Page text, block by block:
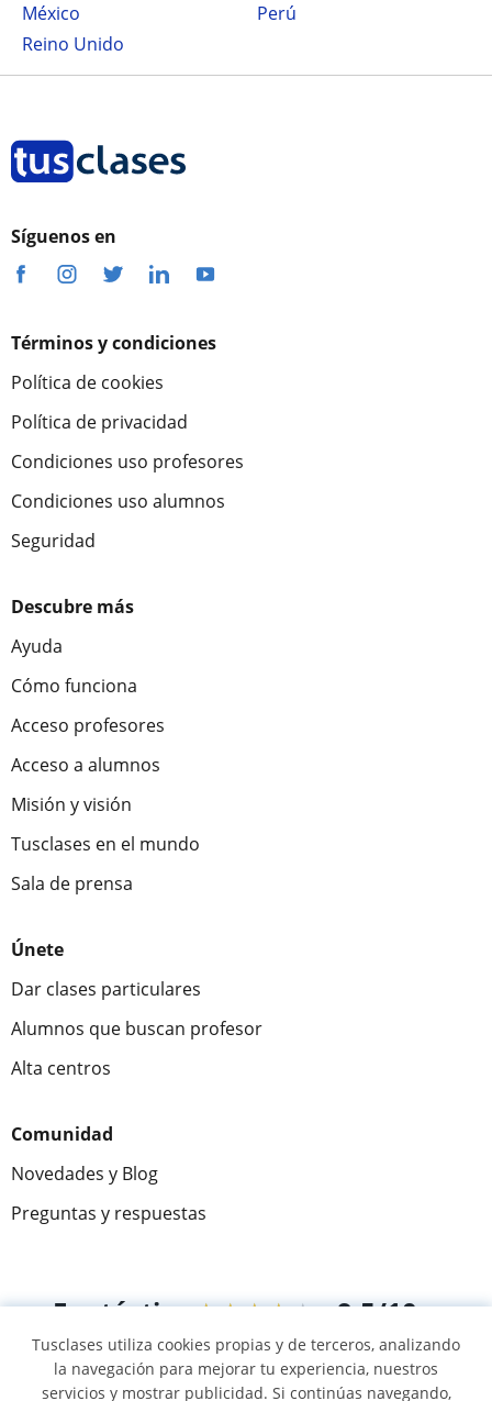
México
Perú
Reino Unido
Síguenos en
Términos y condiciones
Política de cookies
Política de privacidad
Condiciones uso profesores
Condiciones uso alumnos
Seguridad
Descubre más
Ayuda
Cómo funciona
Acceso profesores
Acceso a alumnos
Misión y visión
Tusclases en el mundo
Sala de prensa
Únete
Dar clases particulares
Alumnos que buscan profesor
Alta centros
Comunidad
Novedades y Blog
Preguntas y respuestas
Fantástica★★★★★ 9,5/10
305915 opiniones de alumnos
Tusclases utiliza cookies propias y de terceros, analizando
la navegación para mejorar tu experiencia, nuestros
servicios y mostrar publicidad. Si continúas navegando,